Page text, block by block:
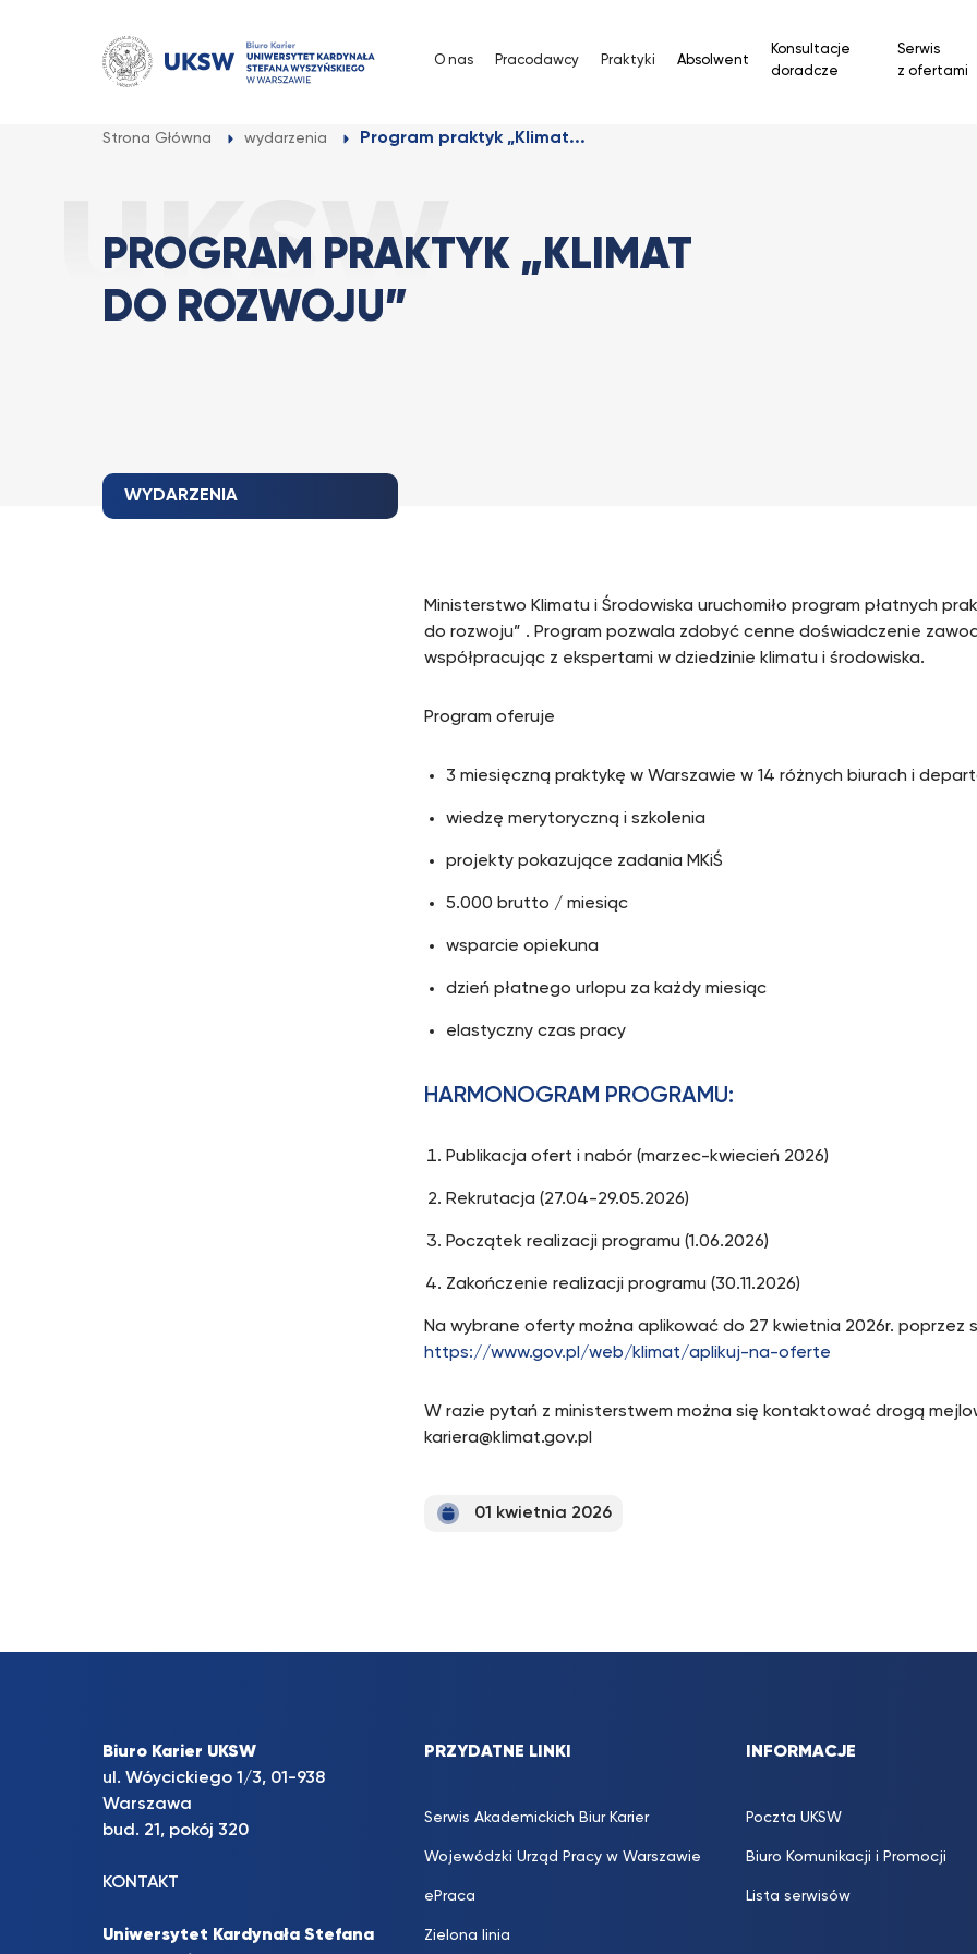
O nas Pracodawcy Praktyki Absolwent
Konsultacje
doradcze
Serwis
z ofertami
Strona Główna wydarzenia Program praktyk „Klimat...
PROGRAM PRAKTYK „KLIMAT
DO ROZWOJU”
WYDARZENIA
Ministerstwo Klimatu i Środowiska uruchomiło program płatnych
do rozwoju” . Program pozwala zdobyć cenne doświadczenie
współpracując z ekspertami w dziedzinie klimatu i środowiska.
Program oferuje
3 miesięczną praktykę w Warszawie w 14 różnych biurach i
wiedzę merytoryczną i szkolenia
projekty pokazujące zadania MKiŚ
5.000 brutto / miesiąc
wsparcie opiekuna
dzień płatnego urlopu za każdy miesiąc
elastyczny czas pracy
HARMONOGRAM PROGRAMU:
Publikacja ofert i nabór (marzec-kwiecień 2026)
Rekrutacja (27.04-29.05.2026)
Początek realizacji programu (1.06.2026)
Zakończenie realizacji programu (30.11.2026)
Na wybrane oferty można aplikować do 27 kwietnia 2026r. poprzez
https://www.gov.pl/web/klimat/aplikuj-na-oferte
W razie pytań z ministerstwem można się kontaktować drogą
kariera@klimat.gov.pl
01 kwietnia 2026
Biuro Karier UKSW
ul. Wóycickiego 1/3, 01-938
Warszawa
bud. 21, pokój 320
KONTAKT
Uniwersytet Kardynała Stefana
PRZYDATNE LINKI
Serwis Akademickich Biur Karier
Wojewódzki Urząd Pracy w Warszawie
ePraca
Zielona linia
INFORMACJE
Poczta UKSW
Biuro Komunikacji i Promocji
Lista serwisów